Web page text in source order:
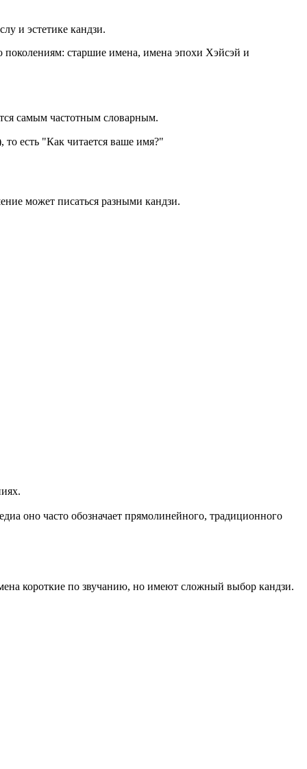
и эстетике кандзи.
поколениям: старшие имена, имена эпохи Хэйсэй и
самым частотным словарным.
есть "Как читается ваше имя?"
может писаться разными кандзи.
оно часто обозначает прямолинейного, традиционного
короткие по звучанию, но имеют сложный выбор кандзи.